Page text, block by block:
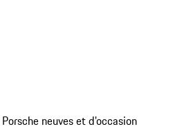
neuves et d'occasion